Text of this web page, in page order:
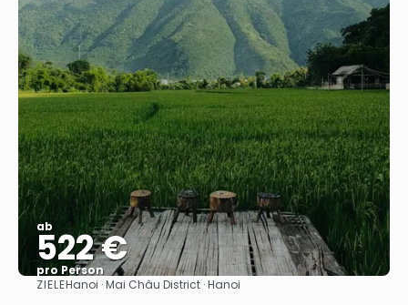
ab
522 €
pro Person
Sehen
ZIELEHanoi · Mai Châu District · Hanoi